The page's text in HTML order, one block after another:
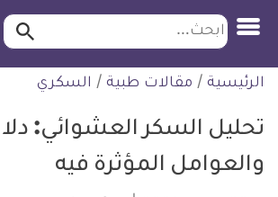
التخطي
للمحتوى
ابحث
الرئيسية / مقالات طبية / السكري
تحليل السكر العشوائي:
والعوامل المؤثرة فيه